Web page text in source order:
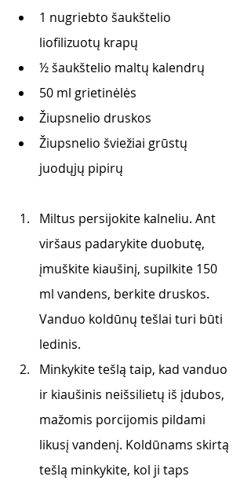
1 nugriebto šaukštelio
liofilizuotų krapų
½ šaukštelio maltų kalendrų
50 ml grietinėlės
Žiupsnelio druskos
Žiupsnelio šviežiai grūstų
juodųjų pipirų
Miltus persijokite kalneliu. Ant
viršaus padarykite duobutę,
įmuškite kiaušinį, supilkite 150
ml vandens, berkite druskos.
Vanduo koldūnų tešlai turi būti
ledinis.
Minkykite tešlą taip, kad vanduo
ir kiaušinis neišsilietų iš įdubos,
mažomis porcijomis pildami
likusį vandenį. Koldūnams skirtą
tešlą minkykite, kol ji taps